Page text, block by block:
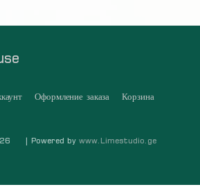
Оформление заказа Корзина
| Powered by www.Limestudio.ge